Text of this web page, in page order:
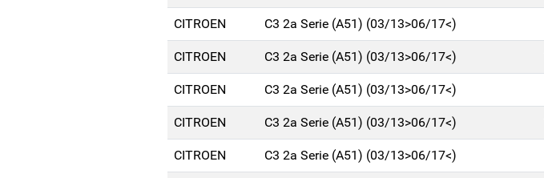
CITROEN C3 2a Serie (A51) (03/13>06/17<)
CITROEN C3 2a Serie (A51) (03/13>06/17<)
CITROEN C3 2a Serie (A51) (03/13>06/17<)
CITROEN C3 2a Serie (A51) (03/13>06/17<)
CITROEN C3 2a Serie (A51) (03/13>06/17<)